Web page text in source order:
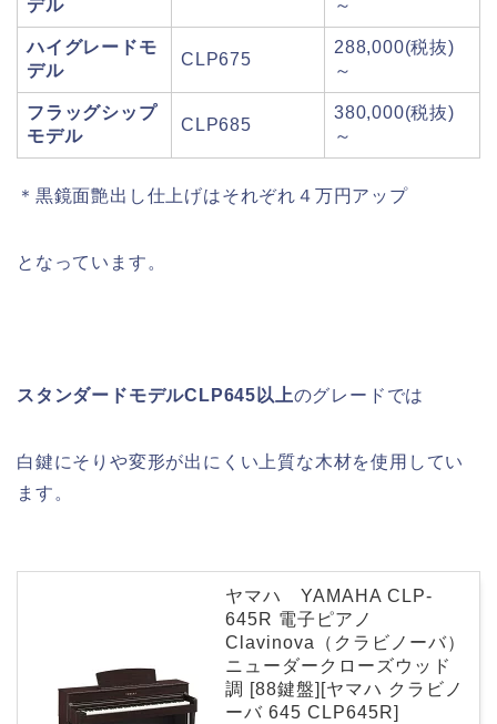
デル ～
ハイグレードモ
デル
CLP675
288,000(税抜)
～
フラッグシップ
モデル
CLP685
380,000(税抜)
～
＊黒鏡面艶出し仕上げはそれぞれ４万円アップ
となっています。
スタンダードモデルCLP645以上のグレードでは
白鍵にそりや変形が出にくい上質な木材を使用してい
ます。
ヤマハ YAMAHA CLP-
645R 電子ピアノ
Clavinova（クラビノーバ）
ニューダークローズウッド
調 [88鍵盤][ヤマハ クラビノ
ーバ 645 CLP645R]